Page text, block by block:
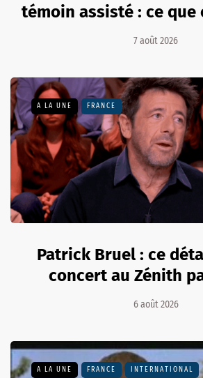
témoin assisté : ce que
7 août 2026
A LA UNE FRANCE
Patrick Bruel : ce
concert au Zénith
6 août 2026
A LA UNE FRANCE INTERNATIONAL